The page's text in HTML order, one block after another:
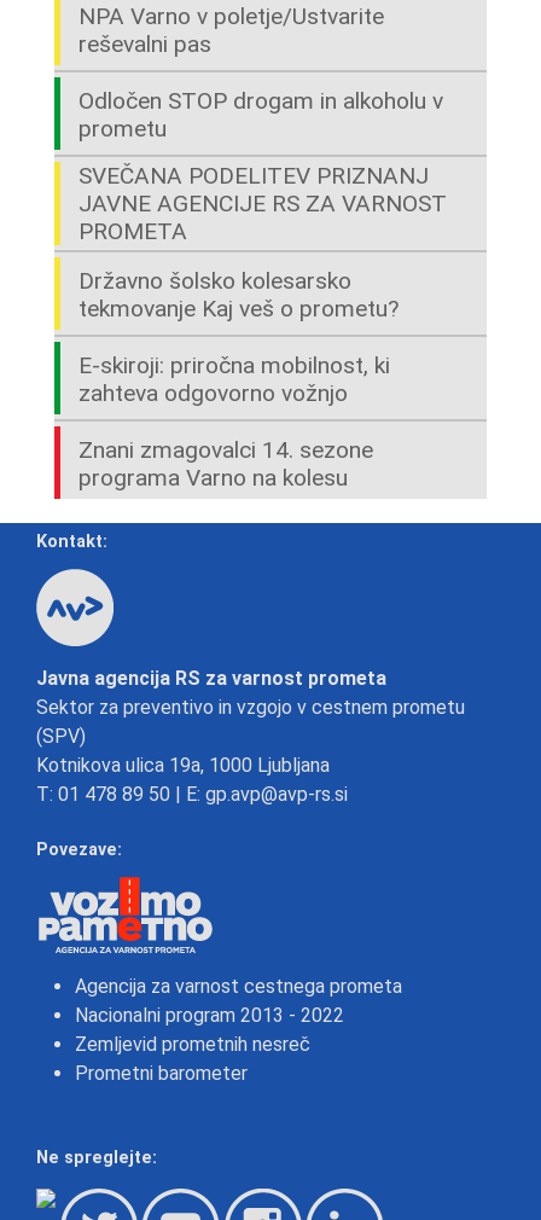
NPA Varno v poletje/Ustvarite
reševalni pas
Odločen STOP drogam in alkoholu v
prometu
SVEČANA PODELITEV PRIZNANJ
JAVNE AGENCIJE RS ZA VARNOST
PROMETA
Državno šolsko kolesarsko
tekmovanje Kaj veš o prometu?
E-skiroji: priročna mobilnost, ki
zahteva odgovorno vožnjo
Znani zmagovalci 14. sezone
programa Varno na kolesu
Kontakt:
Javna agencija RS za varnost prometa
Sektor za preventivo in vzgojo v cestnem prometu
(SPV)
Kotnikova ulica 19a, 1000 Ljubljana
T: 01 478 89 50 | E: gp.avp@avp-rs.si
Povezave:
Agencija za varnost cestnega prometa
Nacionalni program 2013 - 2022
Zemljevid prometnih nesreč
Prometni barometer
Ne spreglejte: